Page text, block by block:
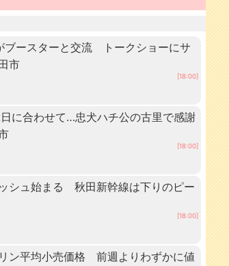
ブースターと交流 トークショーにサ
市
[18:00]
に合わせて…忠犬ハチ公の古里で感謝
[18:00]
シュ始まる 秋田新幹線は下りのピー
[18:00]
ン平均小売価格 前週よりわずかに値